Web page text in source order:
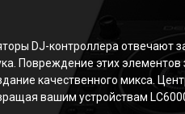
DJ-контроллера отвечают
Повреждение этих элементов
качественного микса.
вашим устройствам